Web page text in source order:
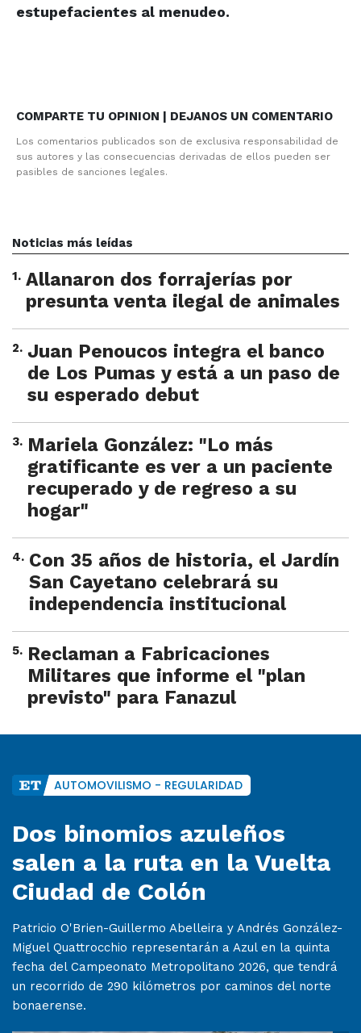
estupefacientes al menudeo.
COMPARTE TU OPINION | DEJANOS UN COMENTARIO
Los comentarios publicados son de exclusiva responsabilidad de
sus autores y las consecuencias derivadas de ellos pueden ser
pasibles de sanciones legales.
Noticias más leídas
1. Allanaron dos forrajerías por
presunta venta ilegal de animales
2. Juan Penoucos integra el banco
de Los Pumas y está a un paso de
su esperado debut
3. Mariela González: "Lo más
gratificante es ver a un paciente
recuperado y de regreso a su
hogar"
4. Con 35 años de historia, el Jardín
San Cayetano celebrará su
independencia institucional
5. Reclaman a Fabricaciones
Militares que informe el "plan
previsto" para Fanazul
AUTOMOVILISMO - REGULARIDAD
Dos binomios azuleños
salen a la ruta en la Vuelta
Ciudad de Colón
Patricio O'Brien-Guillermo Abelleira y Andrés González-
Miguel Quattrocchio representarán a Azul en la quinta
fecha del Campeonato Metropolitano 2026, que tendrá
un recorrido de 290 kilómetros por caminos del norte
bonaerense.